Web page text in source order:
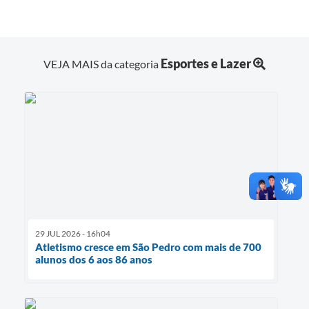
VEJA MAIS da categoria Esportes e Lazer
29 JUL 2026 - 16h04
Atletismo cresce em São Pedro com mais de 700
alunos dos 6 aos 86 anos